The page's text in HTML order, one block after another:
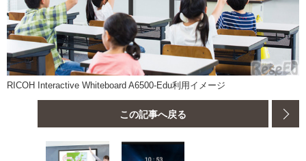
RICOH Interactive Whiteboard A6500-Edu利用イメージ
この記事へ戻る